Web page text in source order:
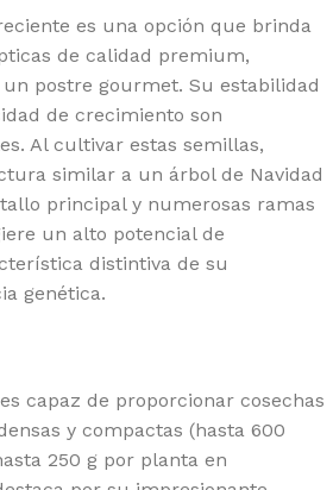
es una opción que brinda
de calidad premium,
postre gourmet. Su estabilidad
de crecimiento son
Al cultivar estas semillas,
similar a un árbol de Navidad
principal y numerosas ramas
un alto potencial de
distintiva de su
genética.
capaz de proporcionar cosechas
y compactas (hasta 600
250 g por planta en